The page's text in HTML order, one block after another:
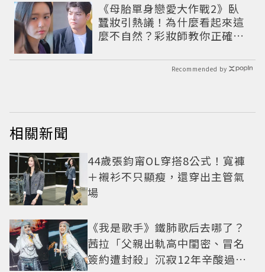
《母胎單身戀愛大作戰2》臥
蠶妝引熱議！為什麼看起來這
麼不自然？彩妝師教你正確畫
Recommended by
相關新聞
44歲張鈞甯OL穿搭8公式！寬褲
＋襯衫不只顯瘦，還穿出主管氣
場
《我是歌手》鐵肺歌后去哪了？
茜拉「父親出軌高中閨密、冒名
簽約遭封殺」沉寂12年辛酸過往